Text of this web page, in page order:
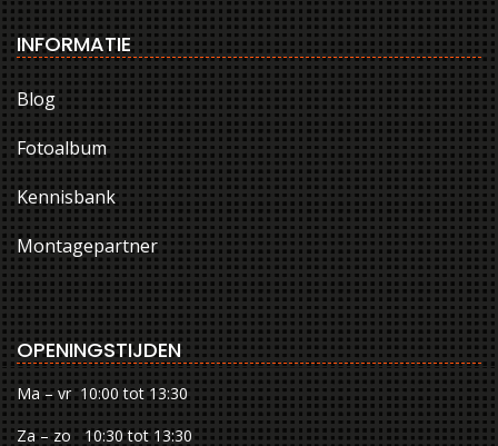
INFORMATIE
Blog
Fotoalbum
Kennisbank
Montagepartner
OPENINGSTIJDEN
Ma – vr 10:00 tot 13:30
Za – zo 10:30 tot 13:30